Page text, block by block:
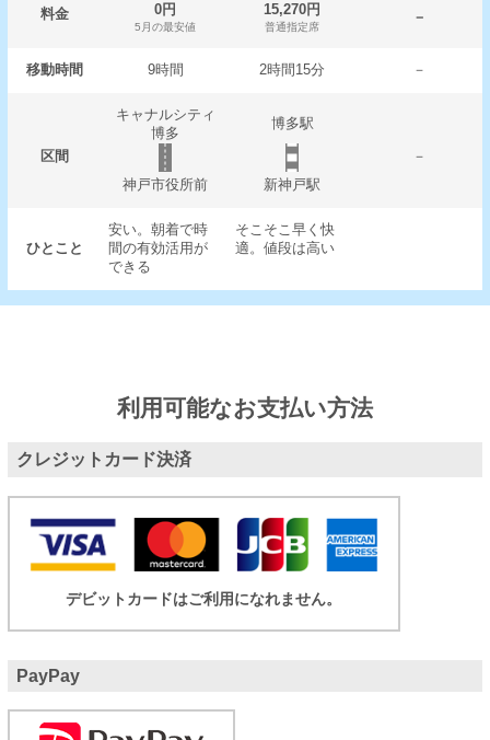
料金 0円
5月の最安値
15,270円
普通指定席
－
移動時間 9時間 2時間15分 －
区間
キャナルシティ
博多
博多駅
－
神戸市役所前
新神戸駅
ひとこと
安い。朝着で時
間の有効活用が
できる
そこそこ早く快
適。値段は高い
利用可能なお支払い方法
クレジットカード決済
デビットカードはご利用になれません。
PayPay